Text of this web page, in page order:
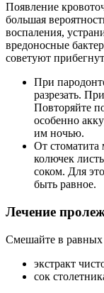
Появление
большая
воспаления,
вредоносные
советуют
При
разрезать.
Повторяйте
особенно
им ночью.
От
колючек
соком. Для
быть равное.
Лечение
Смешайте в равных
экстракт
сок